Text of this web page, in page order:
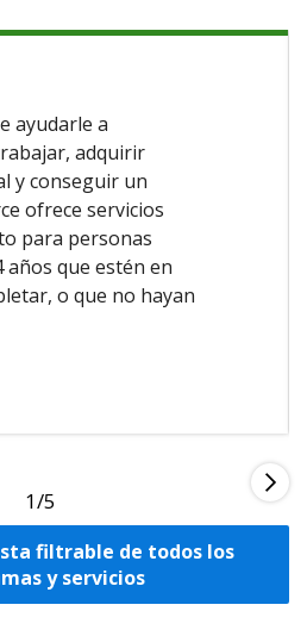
ayudarle a
adquirir
y conseguir un
ofrece servicios
para personas
años que estén en
o que no hayan
1
filtrable de todos los
y servicios